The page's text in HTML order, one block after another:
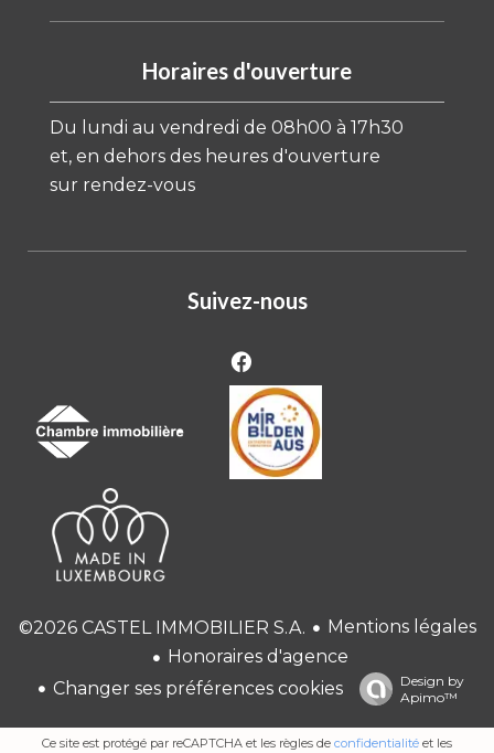
Horaires d'ouverture
Du lundi au vendredi de 08h00 à 17h30
et, en dehors des heures d'ouverture
sur rendez-vous
Suivez-nous
©2026 CASTEL IMMOBILIER S.A.
Mentions légales
Honoraires d'agence
Changer ses préférences cookies
Design by
Apimo™
Ce site est protégé par reCAPTCHA et les règles de confidentialité et les